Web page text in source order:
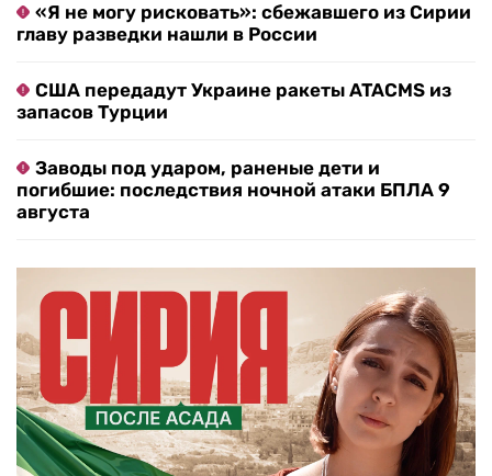
«Я не могу рисковать»: сбежавшего из Сирии
главу разведки нашли в России
США передадут Украине ракеты ATACMS из
запасов Турции
Заводы под ударом, раненые дети и
погибшие: последствия ночной атаки БПЛА 9
августа